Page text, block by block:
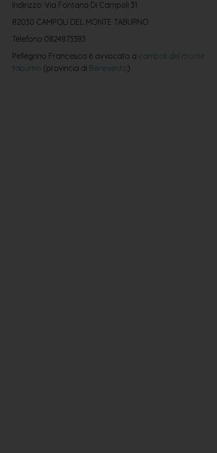
Indirizzo: Via Fontana Di Campoli 31
82030 CAMPOLI DEL MONTE TABURNO
Telefono 0824873383
Pellegrino Francesca è avvocato a campoli del monte
taburno (provincia di Benevento)